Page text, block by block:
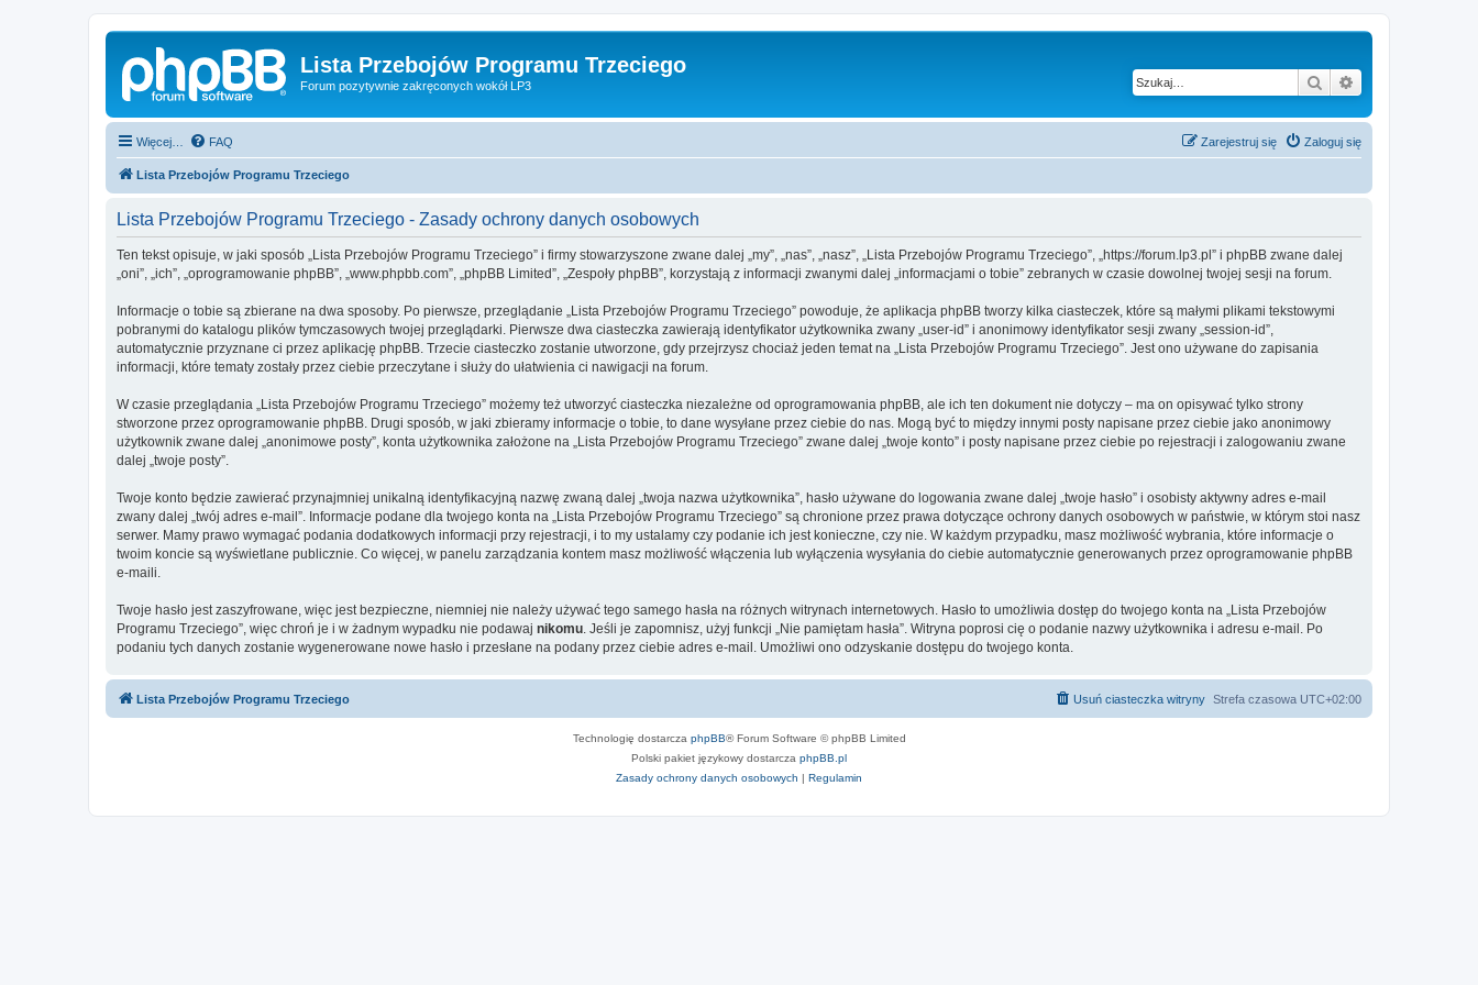
Lista Przebojów Programu Trzeciego
Forum pozytywnie zakręconych wokół LP3 Szukaj
Więcej… FAQ Zaloguj się
Zarejestruj się
Lista Przebojów Programu Trzeciego
Lista Przebojów Programu Trzeciego - Zasady ochrony danych osobowych
Ten tekst opisuje, w jaki sposób „Lista Przebojów Programu Trzeciego” i firmy stowarzyszone zwane dalej „my”, „nas”, „nasz”, „Lista Przebojów Programu Trzeciego”, „https://forum.lp3.pl” i phpBB zwane dalej
„oni”, „ich”, „oprogramowanie phpBB”, „www.phpbb.com”, „phpBB Limited”, „Zespoły phpBB”, korzystają z informacji zwanymi dalej „informacjami o tobie” zebranych w czasie dowolnej twojej sesji na forum.
Informacje o tobie są zbierane na dwa sposoby. Po pierwsze, przeglądanie „Lista Przebojów Programu Trzeciego” powoduje, że aplikacja phpBB tworzy kilka ciasteczek, które są małymi plikami tekstowymi
pobranymi do katalogu plików tymczasowych twojej przeglądarki. Pierwsze dwa ciasteczka zawierają identyfikator użytkownika zwany „user-id” i anonimowy identyfikator sesji zwany „session-id”,
automatycznie przyznane ci przez aplikację phpBB. Trzecie ciasteczko zostanie utworzone, gdy przejrzysz chociaż jeden temat na „Lista Przebojów Programu Trzeciego”. Jest ono używane do zapisania
informacji, które tematy zostały przez ciebie przeczytane i służy do ułatwienia ci nawigacji na forum.
W czasie przeglądania „Lista Przebojów Programu Trzeciego” możemy też utworzyć ciasteczka niezależne od oprogramowania phpBB, ale ich ten dokument nie dotyczy – ma on opisywać tylko strony
stworzone przez oprogramowanie phpBB. Drugi sposób, w jaki zbieramy informacje o tobie, to dane wysyłane przez ciebie do nas. Mogą być to między innymi posty napisane przez ciebie jako anonimowy
użytkownik zwane dalej „anonimowe posty”, konta użytkownika założone na „Lista Przebojów Programu Trzeciego” zwane dalej „twoje konto” i posty napisane przez ciebie po rejestracji i zalogowaniu zwane
dalej „twoje posty”.
Twoje konto będzie zawierać przynajmniej unikalną identyfikacyjną nazwę zwaną dalej „twoja nazwa użytkownika”, hasło używane do logowania zwane dalej „twoje hasło” i osobisty aktywny adres e-mail
zwany dalej „twój adres e-mail”. Informacje podane dla twojego konta na „Lista Przebojów Programu Trzeciego” są chronione przez prawa dotyczące ochrony danych osobowych w państwie, w którym stoi nasz
serwer. Mamy prawo wymagać podania dodatkowych informacji przy rejestracji, i to my ustalamy czy podanie ich jest konieczne, czy nie. W każdym przypadku, masz możliwość wybrania, które informacje o
twoim koncie są wyświetlane publicznie. Co więcej, w panelu zarządzania kontem masz możliwość włączenia lub wyłączenia wysyłania do ciebie automatycznie generowanych przez oprogramowanie phpBB
e-maili.
Twoje hasło jest zaszyfrowane, więc jest bezpieczne, niemniej nie należy używać tego samego hasła na różnych witrynach internetowych. Hasło to umożliwia dostęp do twojego konta na „Lista Przebojów
Programu Trzeciego”, więc chroń je i w żadnym wypadku nie podawaj nikomu . Jeśli je zapomnisz, użyj funkcji „Nie pamiętam hasła”. Witryna poprosi cię o podanie nazwy użytkownika i adresu e-mail. Po
podaniu tych danych zostanie wygenerowane nowe hasło i przesłane na podany przez ciebie adres e-mail. Umożliwi ono odzyskanie dostępu do twojego konta.
Lista Przebojów Programu Trzeciego Strefa czasowa UTC+02:00
Usuń ciasteczka witryny
Technologię dostarcza phpBB® Forum Software © phpBB Limited
Polski pakiet językowy dostarcza phpBB.pl
Zasady ochrony danych osobowych | Regulamin